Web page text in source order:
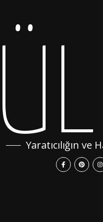
Yaratıcılığın